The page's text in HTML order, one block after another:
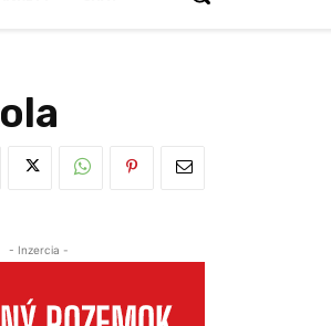
- Inzercia -